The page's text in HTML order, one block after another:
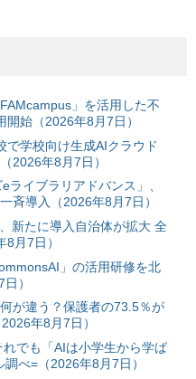
」を活用した不
始（2026年8月7日）
で学校向け生成AIクラウド
2026年8月7日）
ライブラリアドバンス」、
斉導入（2026年8月7日）
新たに導入自治体が拡大 全
月7日）
」の活用研修を北
）
が違う？保護者の73.5％が
年8月7日）
でも「AIは小学生から学ば
べ=（2026年8月7日）